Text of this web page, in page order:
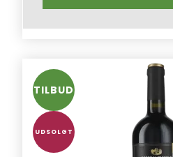
TILBUD
UDSOLGT